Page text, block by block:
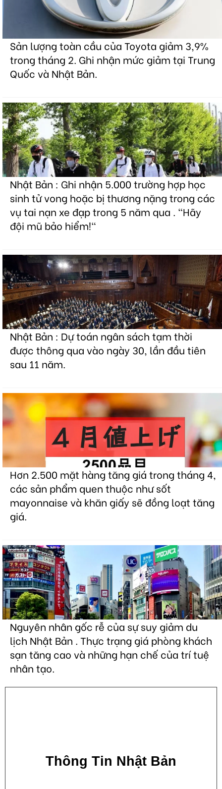
Sản lượng toàn cầu của Toyota giảm 3,9%
trong tháng 2. Ghi nhận mức giảm tại Trung
Quốc và Nhật Bản.
Nhật Bản : Ghi nhận 5.000 trường hợp học
sinh tử vong hoặc bị thương nặng trong các
vụ tai nạn xe đạp trong 5 năm qua . "Hãy
đội mũ bảo hiểm!"
Nhật Bản : Dự toán ngân sách tạm thời
được thông qua vào ngày 30, lần đầu tiên
sau 11 năm.
Hơn 2.500 mặt hàng tăng giá trong tháng 4,
các sản phẩm quen thuộc như sốt
mayonnaise và khăn giấy sẽ đồng loạt tăng
giá.
Nguyên nhân gốc rễ của sự suy giảm du
lịch Nhật Bản . Thực trạng giá phòng khách
sạn tăng cao và những hạn chế của trí tuệ
nhân tạo.
Thông Tin Nhật Bản